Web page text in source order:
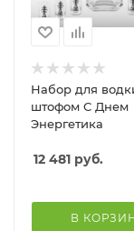
Набор для
штофом С Днем
Энергетика
12 481 руб.
В